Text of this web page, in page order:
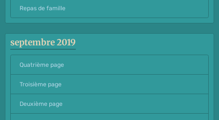
Repas de famille
septembre 2019
Quatrième page
Troisième page
Deuxième page